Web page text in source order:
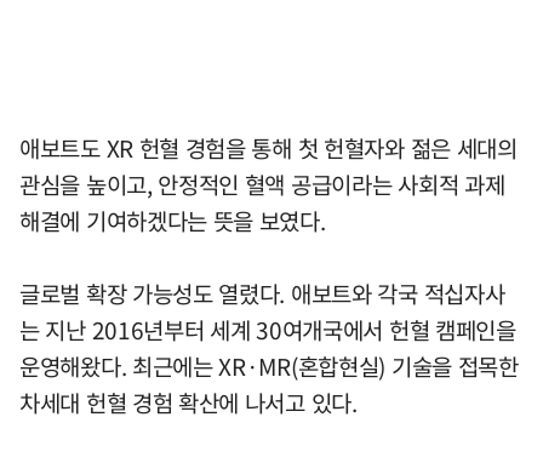
애보트도 XR 헌혈 경험을 통해 첫 헌혈자와 젊은 세대의
관심을 높이고, 안정적인 혈액 공급이라는 사회적 과제
해결에 기여하겠다는 뜻을 보였다.
글로벌 확장 가능성도 열렸다. 애보트와 각국 적십자사
는 지난 2016년부터 세계 30여개국에서 헌혈 캠페인을
운영해왔다. 최근에는 XR·MR(혼합현실) 기술을 접목한
차세대 헌혈 경험 확산에 나서고 있다.